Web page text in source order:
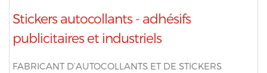
Stickers autocollants - adhésifs
publicitaires et industriels
FABRICANT D’AUTOCOLLANTS ET DE STICKERS